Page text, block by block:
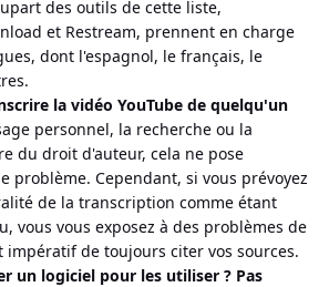
des outils de cette liste,
et Restream, prennent en charge
dont l'espagnol, le français, le
la vidéo YouTube de quelqu'un
personnel, la recherche ou la
du droit d'auteur, cela ne pose
problème. Cependant, si vous prévoyez
de la transcription comme étant
vous vous exposez à des problèmes de
impératif de toujours citer vos sources.
un logiciel pour les utiliser ? Pas